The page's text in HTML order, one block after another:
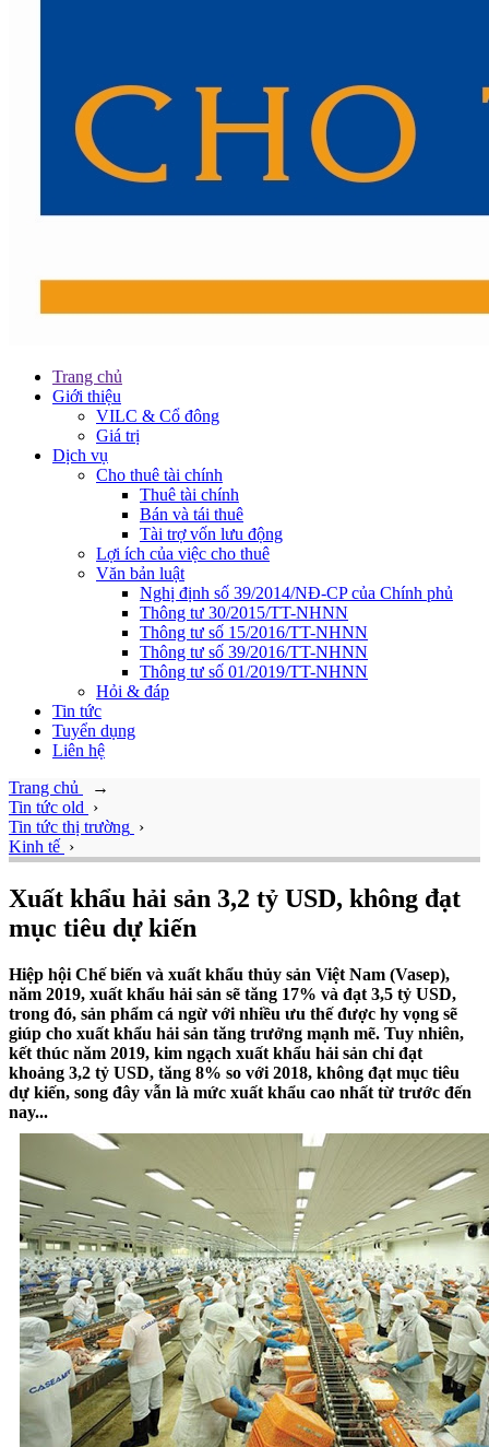
Trang chủ
Giới thiệu
VILC & Cổ đông
Giá trị
Dịch vụ
Cho thuê tài chính
Thuê tài chính
Bán và tái thuê
Tài trợ vốn lưu động
Lợi ích của việc cho thuê
Văn bản luật
Nghị định số 39/2014/NĐ-CP của Chính phủ
Thông tư 30/2015/TT-NHNN
Thông tư số 15/2016/TT-NHNN
Thông tư số 39/2016/TT-NHNN
Thông tư số 01/2019/TT-NHNN
Hỏi & đáp
Tin tức
Tuyển dụng
Liên hệ
Trang chủ
→
Tin tức old ›
Tin tức thị trường ›
Kinh tế ›
Xuất khẩu hải sản 3,2 tỷ USD, không đạt
mục tiêu dự kiến
Hiệp hội Chế biến và xuất khẩu thủy sản Việt Nam (Vasep),
năm 2019, xuất khẩu hải sản sẽ tăng 17% và đạt 3,5 tỷ USD,
trong đó, sản phẩm cá ngừ với nhiều ưu thế được hy vọng sẽ
giúp cho xuất khẩu hải sản tăng trưởng mạnh mẽ. Tuy nhiên,
kết thúc năm 2019, kim ngạch xuất khẩu hải sản chỉ đạt
khoảng 3,2 tỷ USD, tăng 8% so với 2018, không đạt mục tiêu
dự kiến, song đây vẫn là mức xuất khẩu cao nhất từ trước đến
nay...